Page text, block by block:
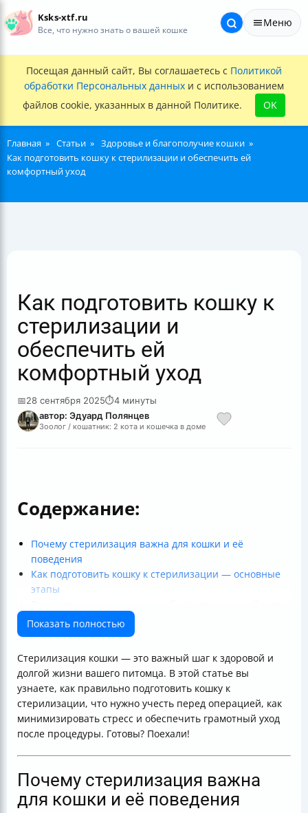
Ksks-xtf.ru
Все, что нужно знать о вашей кошке
Меню
Посещая данный сайт, Вы соглашаетесь с Политикой
обработки Персональных данных и с использованием
файлов cookie, указанных в данной Политике.
OK
Главная Статьи
Здоровье и благополучие кошки
Как подготовить кошку к стерилизации и обеспечить ей
комфортный уход
Как подготовить кошку к
стерилизации и
обеспечить ей
комфортный уход
📅28 сентября 2025⏱4 минуты
автор: Эдуард Полянцев
Зоолог / кошатник: 2 кота и кошечка в доме
Содержание:
Почему стерилизация важна для кошки и её
поведения
Как подготовить кошку к стерилизации — основные
этапы
Особенности ухода за кошкой после стерилизации
Как распознать осложнения и когда обращаться к
Когда лучше стерилизовать кошку
Итоговая таблица подготовки и ухода
Полезные ссылки
Показать полностью
Стерилизация кошки — это важный шаг к здоровой и
долгой жизни вашего питомца. В этой статье вы
узнаете, как правильно подготовить кошку к
стерилизации, что нужно учесть перед операцией, как
минимизировать стресс и обеспечить грамотный уход
после процедуры. Готовы? Поехали!
Почему стерилизация важна
для кошки и её поведения